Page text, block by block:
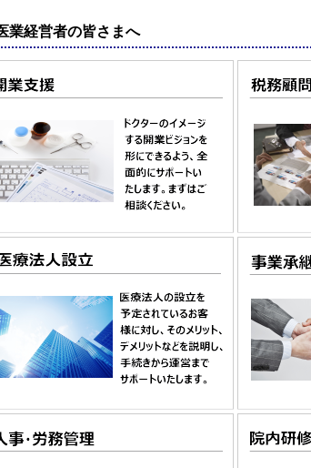
業経営者の皆さまへ